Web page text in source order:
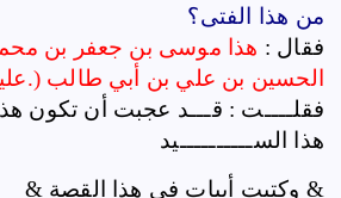
من هذا الفتى؟
فقال : هذا موسى بن جعفر بن
الحسين بن علي بن أبي طالب
فقلــــت : قـــد عجبت أن تكون
هذا الســــــــــيد
& وكتبت أبيات في هذا القصة &